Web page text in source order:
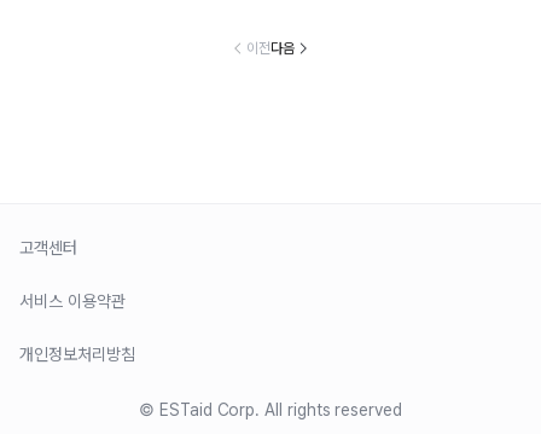
이전다음
고객센터
서비스 이용약관
개인정보처리방침
© ESTaid Corp. All rights reserved